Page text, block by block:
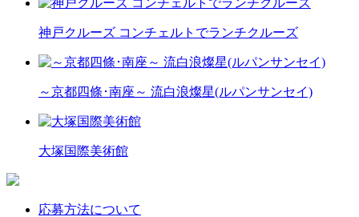
神戸クルーズ コンチェルトでランチクルーズ
～京都四條･南座～ 流白浪燦星(ルパンサンセイ)
大塚国際美術館
応募方法について